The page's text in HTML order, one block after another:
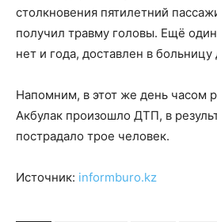
столкновения пятилетний
получил травму головы. Ещё
нет и года, доставлен в больницу
Напомним, в этот же день часом
Акбулак произошло ДТП, в
пострадало трое человек.
Источник: informburo.kz